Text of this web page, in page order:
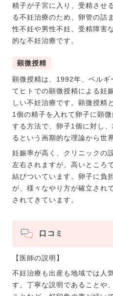
精子が子宮に入り、受精させ
る不妊治療のため、卵管の詰
性不妊や男性不妊、受精障害
的な不妊治療です。
顕微授精
顕微授精は、1992年、ベル
てヒトでの顕微授精による妊
しい不妊治療です。顕微授精
1個の精子を入れて卵子に顕
する方法で、卵子1個に対し
るという画期的な理論から世
妊娠率が高く、クリニックの
左右されますが、高いところ
結びついています。卵子に負
が、様々なやり方が確立され
されてきています。
口コミ
【医師の説明】
不妊治療も出産も地域では人
す。丁寧な説明であることや